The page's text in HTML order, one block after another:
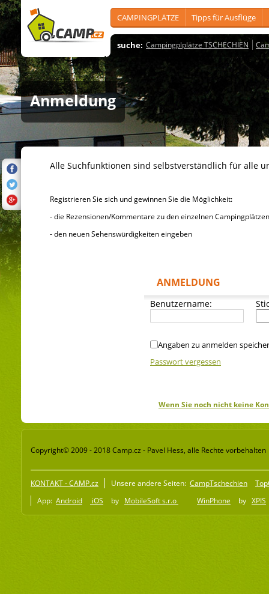
CAMPINGPLÄTZE Tipps für Ausflüge
suche: Campingplplätze TSCHECHIEN
Anmeldung
Alle Suchfunktionen sind selbstverständlich für alle
Registrieren Sie sich und gewinnen Sie die Möglichkeit:
- die Rezensionen/Kommentare zu den einzelnen
- den neuen Sehenswürdigkeiten eingeben
ANMELDUNG
Benutzername:
Angaben zu anmelden
Passwort vergessen
Wenn Sie noch nicht keine
Copyright© 2009 - 2018 Camp.cz - Pavel Hess, alle Rechte vorbehalten
KONTAKT - CAMP.cz Unsere andere Seiten: CampTschechien
App: Android iOS by MobileSoft s.r.o WinPhone by XPIS